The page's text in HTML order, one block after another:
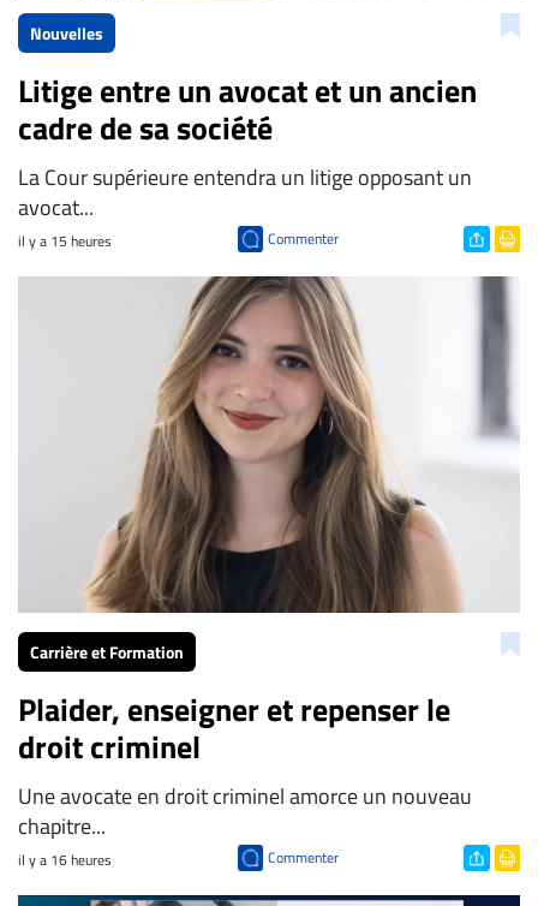
Nouvelles
Litige entre un avocat et un ancien
cadre de sa société
La Cour supérieure entendra un litige opposant un
avocat...
il y a 15 heures Commenter
Carrière et Formation
Plaider, enseigner et repenser le
droit criminel
Une avocate en droit criminel amorce un nouveau
chapitre...
il y a 16 heures Commenter